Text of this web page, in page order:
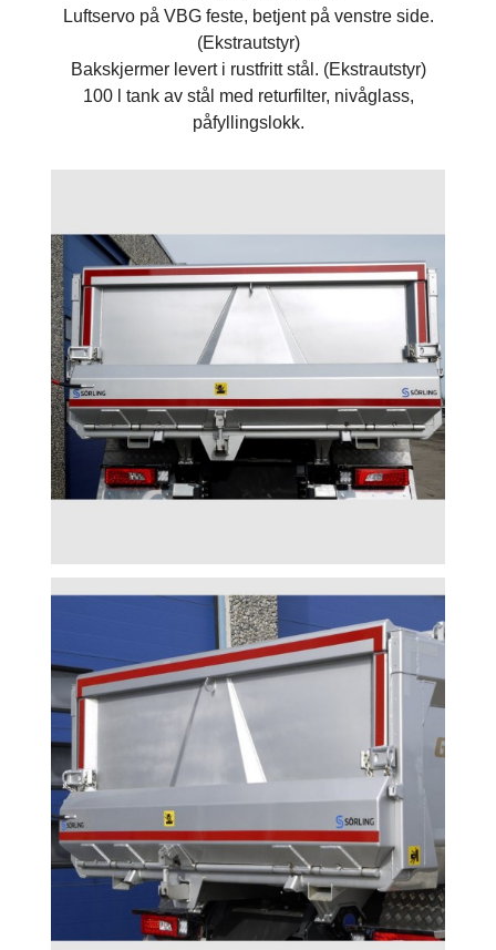
Luftservo på VBG feste, betjent på venstre side.
(Ekstrautstyr)
Bakskjermer levert i rustfritt stål. (Ekstrautstyr)
100 l tank av stål med returfilter, nivåglass,
påfyllingslokk.